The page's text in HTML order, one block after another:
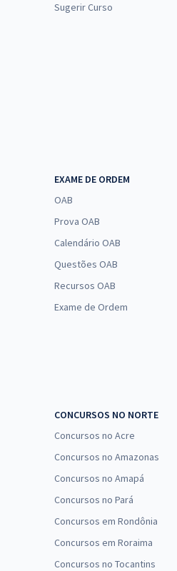
Sugerir Curso
EXAME DE ORDEM
OAB
Prova OAB
Calendário OAB
Questões OAB
Recursos OAB
Exame de Ordem
CONCURSOS NO NORTE
Concursos no Acre
Concursos no Amazonas
Concursos no Amapá
Concursos no Pará
Concursos em Rondônia
Concursos em Roraima
Concursos no Tocantins